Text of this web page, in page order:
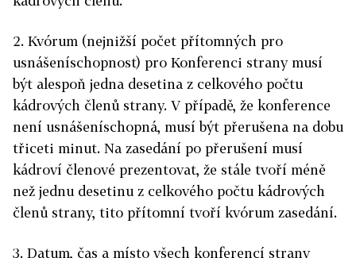
2. Kvórum (nejnižší počet přítomných pro
usnášeníschopnost) pro Konferenci strany musí
být alespoň jedna desetina z celkového počtu
kádrových členů strany. V případě, že konference
není usnášeníschopná, musí být přerušena na dobu
třiceti minut. Na zasedání po přerušení musí
kádroví členové prezentovat, že stále tvoří méně
než jednu desetinu z celkového počtu kádrových
členů strany, tito přítomní tvoří kvórum zasedání.
3. Datum, čas a místo všech konferencí strany